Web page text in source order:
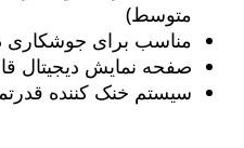
متوسط)
مناسب برای جوشکاری
صفحه نمایش دیجیتال
سیستم خنک کننده